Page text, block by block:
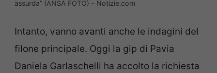
assurda” (ANSA FOTO) – Notizie.com
Intanto, vanno avanti anche le indagini del
filone principale. Oggi la gip di Pavia
Daniela Garlaschelli ha accolto la richiesta